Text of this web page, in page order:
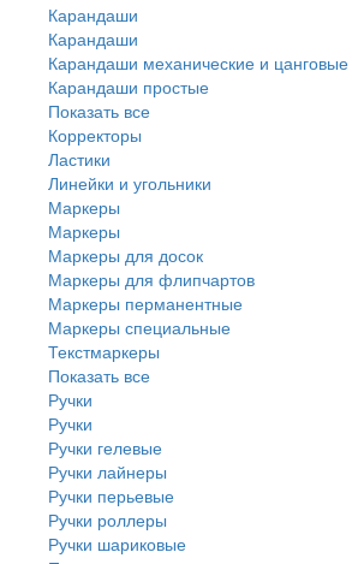
Карандаши
Карандаши
Карандаши механические и цанговые
Карандаши простые
Показать все
Корректоры
Ластики
Линейки и угольники
Маркеры
Маркеры
Маркеры для досок
Маркеры для флипчартов
Маркеры перманентные
Маркеры специальные
Текстмаркеры
Показать все
Ручки
Ручки
Ручки гелевые
Ручки лайнеры
Ручки перьевые
Ручки роллеры
Ручки шариковые